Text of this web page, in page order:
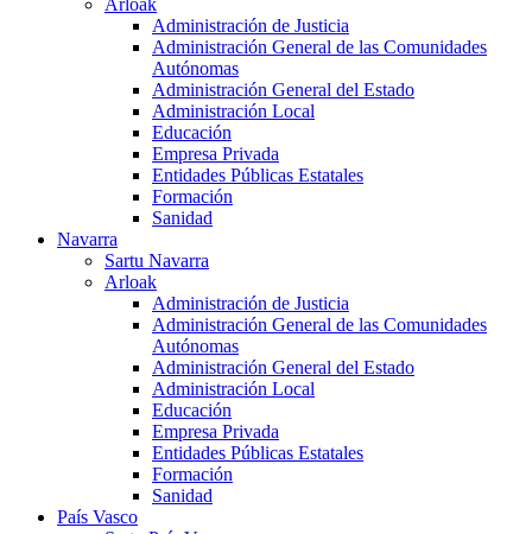
Arloak
Administración de Justicia
Administración General de las Comunidades
Autónomas
Administración General del Estado
Administración Local
Educación
Empresa Privada
Entidades Públicas Estatales
Formación
Sanidad
Navarra
Sartu Navarra
Arloak
Administración de Justicia
Administración General de las Comunidades
Autónomas
Administración General del Estado
Administración Local
Educación
Empresa Privada
Entidades Públicas Estatales
Formación
Sanidad
País Vasco